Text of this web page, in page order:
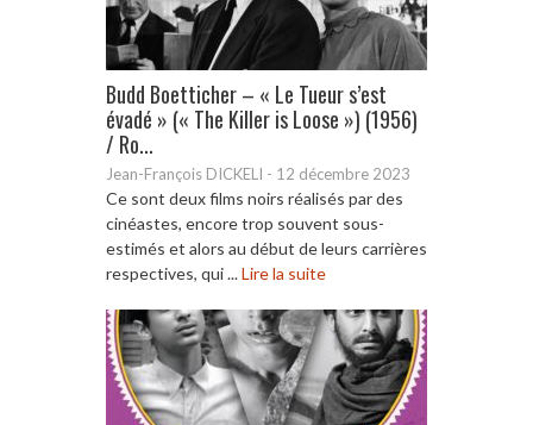
Budd Boetticher – « Le Tueur s’est
évadé » (« The Killer is Loose ») (1956)
/ Ro...
Jean-François DICKELI - 12 décembre 2023
Ce sont deux films noirs réalisés par des
cinéastes, encore trop souvent sous-
estimés et alors au début de leurs carrières
respectives, qui ...Lire la suite